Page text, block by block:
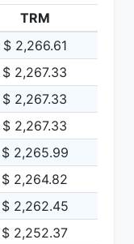
TRM
$ 2,266.61
$ 2,267.33
$ 2,267.33
$ 2,267.33
$ 2,265.99
$ 2,264.82
$ 2,262.45
$ 2,252.37